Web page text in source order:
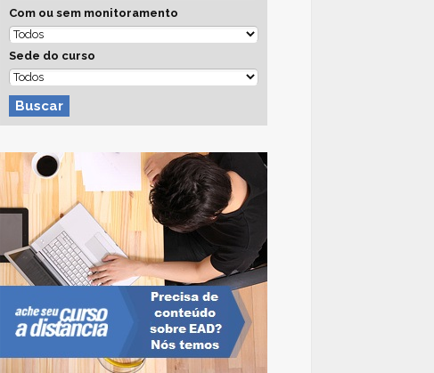
Com ou sem monitoramento
Sede do curso
Buscar